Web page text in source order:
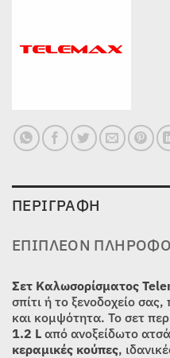
ΠΕΡΙΓΡΑΦΉ
ΕΠΙΠΛΈΟΝ
Σετ Καλωσορίσματος
σπίτι ή το ξενοδοχείο
και κομψότητα. Το σετ
1.2 L από ανοξείδωτο
κεραμικές κούπες,